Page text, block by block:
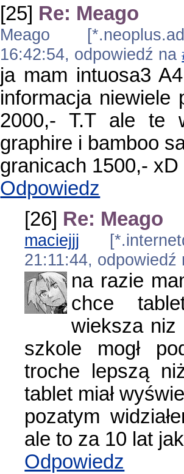
[25] Re: Meago
Meago
16:42:54, odpowiedź na
ja mam intuosa3
informacja niewiele
2000,- T.T ale te
graphire i bamboo
granicach 1500,- xD
Odpowiedz
[26] Re: Meago
maciejjj
21:11:44,
na razie
chce
wieksza
szkole mogł
troche lepszą
tablet miał
pozatym
ale to za 10 lat
Odpowiedz